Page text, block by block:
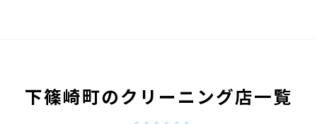
下篠崎町のクリーニング店一覧